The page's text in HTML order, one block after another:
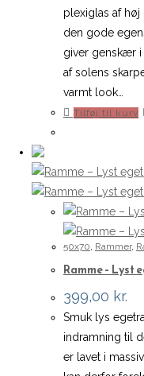
plexiglas af høj
den gode
giver genskær i
af solens
varmt look…
Tilføj til kurv
50x70 Rammer,
Ramme – Lyst
399,00 kr.
Smuk lys
indramning til
er lavet i